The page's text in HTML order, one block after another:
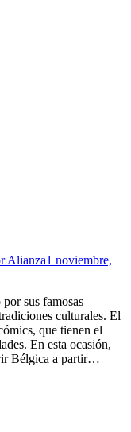
Alianza1 noviembre,
sus famosas
culturales. El
que tienen el
En esta ocasión,
Bélgica a partir…